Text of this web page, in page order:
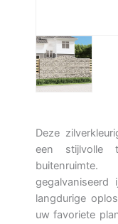
Deze
een stijlvolle
gegalvaniseerd
langdurige
uw favoriete